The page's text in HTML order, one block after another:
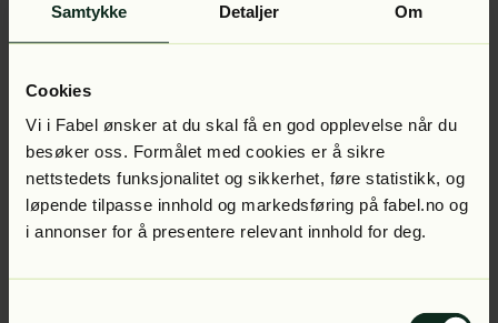
Samtykke Detaljer Om
Cookies
Vi i Fabel ønsker at du skal få en god opplevelse når du
besøker oss. Formålet med cookies er å sikre
nettstedets funksjonalitet og sikkerhet, føre statistikk, og
løpende tilpasse innhold og markedsføring på fabel.no og
i annonser for å presentere relevant innhold for deg.